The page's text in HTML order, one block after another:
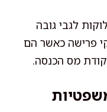
לגבי גובה
פרישה כאשר הם
מס הכנסה.